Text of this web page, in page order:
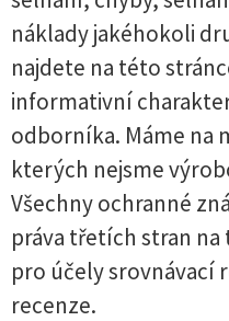
náklady jakéhokoli
najdete na této
informativní
odborníka. Máme na
kterých nejsme
Všechny ochranné
práva třetích stran
pro účely srovnávací
recenze.